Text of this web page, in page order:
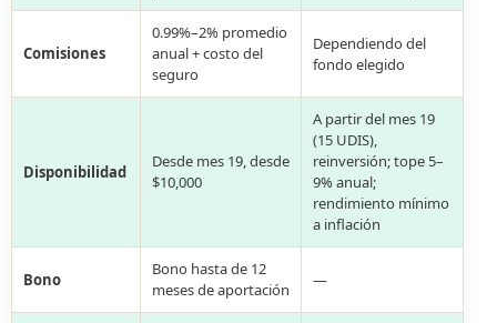
Comisiones
0.99%–2% promedio
anual + costo del
seguro
Dependiendo del
fondo elegido
Disponibilidad
Desde mes 19, desde
$10,000
A partir del mes 19
(15 UDIS),
reinversión; tope 5–
9% anual;
rendimiento mínimo
a inflación
Bono
Bono hasta de 12
meses de aportación
—